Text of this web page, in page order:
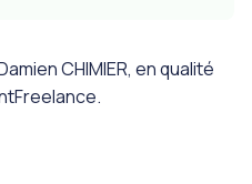
CHIMIER, en qualité